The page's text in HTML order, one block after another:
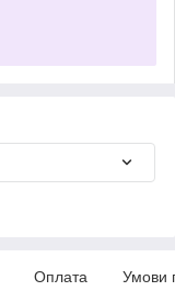
Оплата Умови